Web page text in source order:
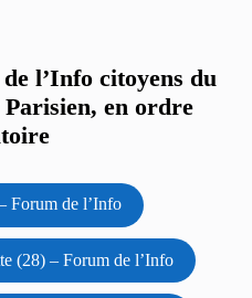
l’Info citoyens du
en ordre
Forum de l’Info
(28) – Forum de l’Info